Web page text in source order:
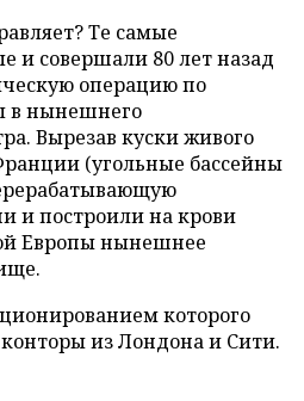
Те самые
и совершали 80 лет назад
операцию по
в нынешнего
Вырезав куски живого
(угольные бассейны
и построили на крови
Европы нынешнее
которого
из Лондона и Сити.